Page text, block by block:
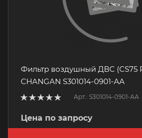
Фильтр воздушный ДВС (CS75
CHANGAN S301014-0901-AA
Арт.: S301014-0901-AA
Цена по запросу